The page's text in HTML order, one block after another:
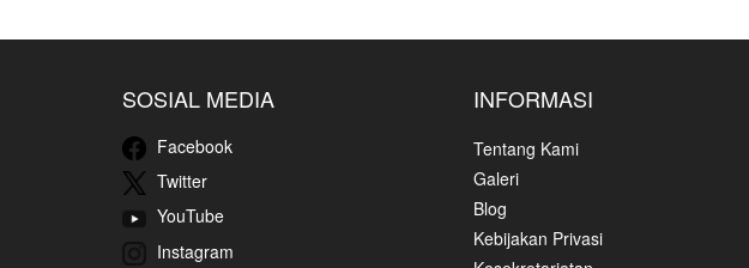
SOSIAL MEDIA
Facebook
Twitter
YouTube
Instagram
INFORMASI
Tentang Kami
Galeri
Blog
Kebijakan Privasi